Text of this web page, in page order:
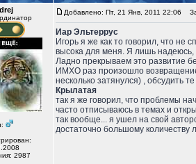
2987
Добавлено: Пт, 21 Янв, 2011 22:06
Иар Эльтеррус
Игорь я же как то говорил, что не
высока для меня. Я лишь надеюсь,
Ладно прекрываем это развитие
ИМХО раз произошло
несколько затянулся) , обсудить
Крылатая
так я же говорил, что проблемы
часто отписываюсь в темах и
так вообще... я ушел на свой
достаточно большому количеству